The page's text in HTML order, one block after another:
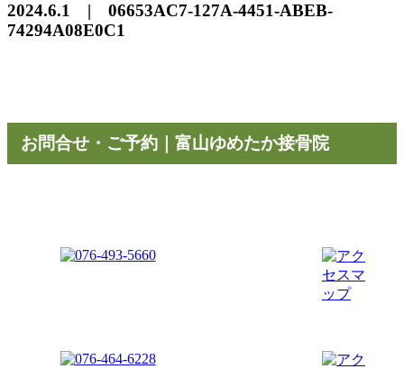
2024.6.1 | 06653AC7-127A-4451-ABEB-
74294A08E0C1
お問合せ・ご予約｜富山ゆめたか接骨院